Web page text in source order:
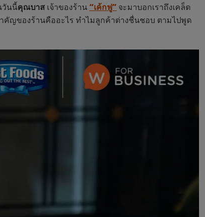
วันนี้คุณบาส เจ้าของร้าน“เค้กฟู” จะมาบอกเราถึงเคล็ด
คัญของร้านคืออะไร ทำไมลูกค้าต่างชื่นชอบ ตามไปพูด